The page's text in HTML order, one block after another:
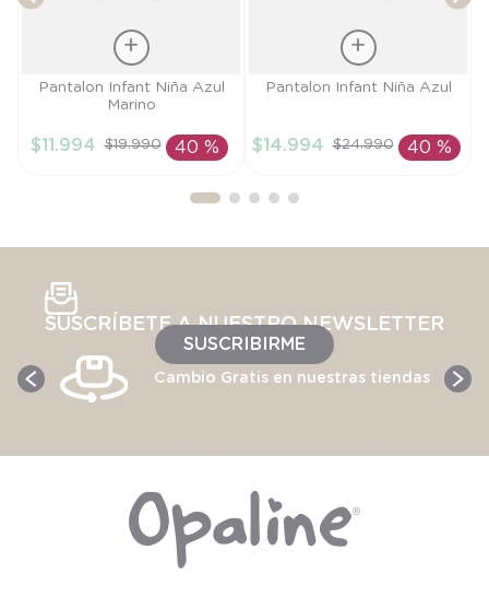
Talla
AÑADIR AL
Pantalon Infant Niña Azul
Marino
$11 .994 $19.990 40 %
Talla
AÑADIR AL
Pantalon Infant Niña Azul
$14.994 $24.990 40 %
SUSCRÍBETE A NUESTRO NEWSLETTER
SUSCRIBIRME
Cambio Gratis en nuestras tiendas